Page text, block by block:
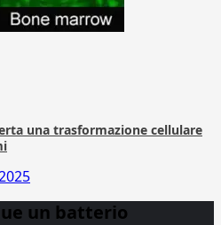
una trasformazione cellulare
un batterio